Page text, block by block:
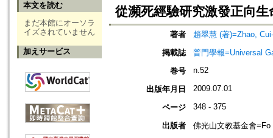
本文を読む
まだ本館にオーソラ
イズされていません
加えサービス
從瀕死經驗研究激發正向生
著者
趙翠慧 (著)=Zhao,
掲載誌
普門學報=Universal
巻号
n.52
出版年月日 2009.07.01
ページ 348 - 375
出版者
佛光山文教基金會